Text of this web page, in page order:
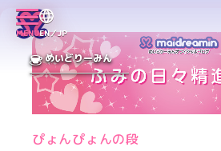
MENUEN／JP
めいどりーみん
ぴょんぴょんの段